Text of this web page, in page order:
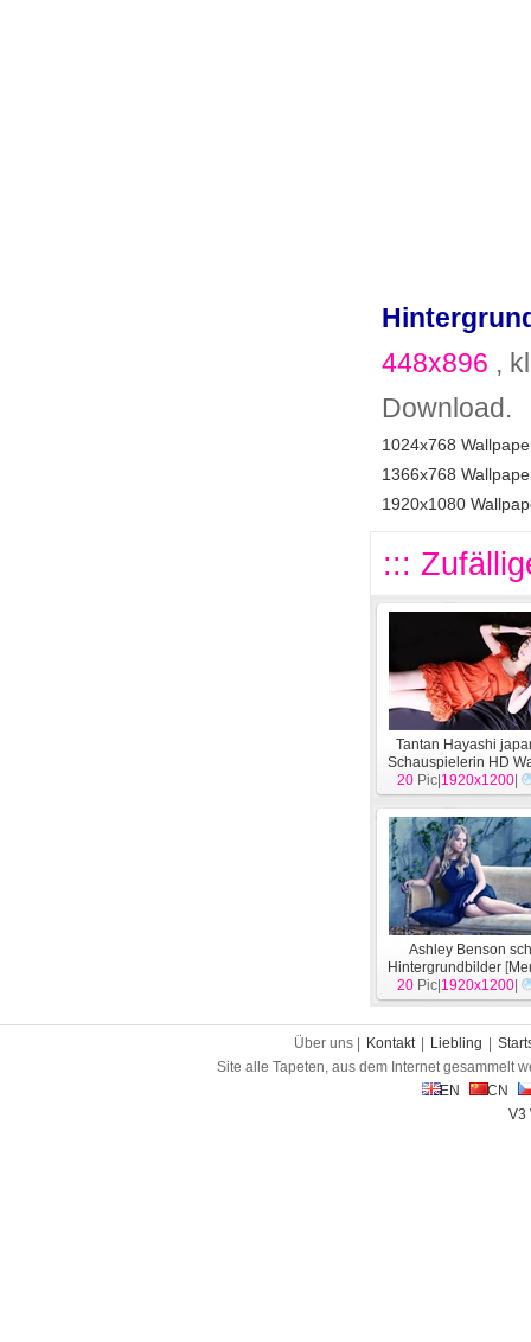
448x896 ,
Download.
1024x768
1366x768
1920x1080
:::
Tantan Hayashi
Schauspielerin HD
[Menschen
20 Pic| 1920x1200
Ashley Benson
Hintergrundbilder [
20 Pic| 1920x1200
Über uns | Kontakt Liebling
Site alle Tapeten, aus dem Internet gesammelt
EN
CN
V3